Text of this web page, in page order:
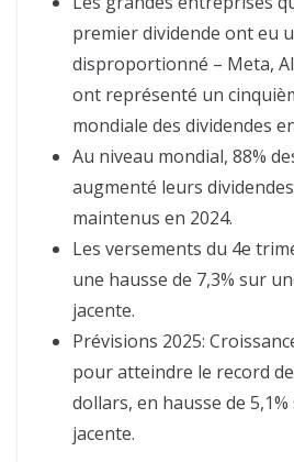
premier dividende ont eu
disproportionné – Meta,
ont représenté un
mondiale des dividendes
Au niveau mondial, 88%
augmenté leurs
maintenus en 2024.
Les versements du 4e
une hausse de 7,3% sur
jacente.
Prévisions 2025:
pour atteindre le record
dollars, en hausse de
jacente.